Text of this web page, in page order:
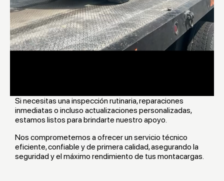
Si necesitas una inspección rutinaria, reparaciones
inmediatas o incluso actualizaciones personalizadas,
estamos listos para brindarte nuestro apoyo.
Nos comprometemos a ofrecer un servicio técnico
eficiente, confiable y de primera calidad, asegurando la
seguridad y el máximo rendimiento de tus montacargas.